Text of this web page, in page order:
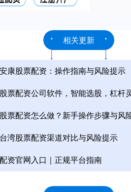
相关更新
安康股票配资：操作指南与风险提示
股票配资公司软件，智能选股，杠杆
股票配资怎么做？新手操作步骤与风
台湾股票配资渠道对比与风险提示
配资官网入口｜正规平台指南